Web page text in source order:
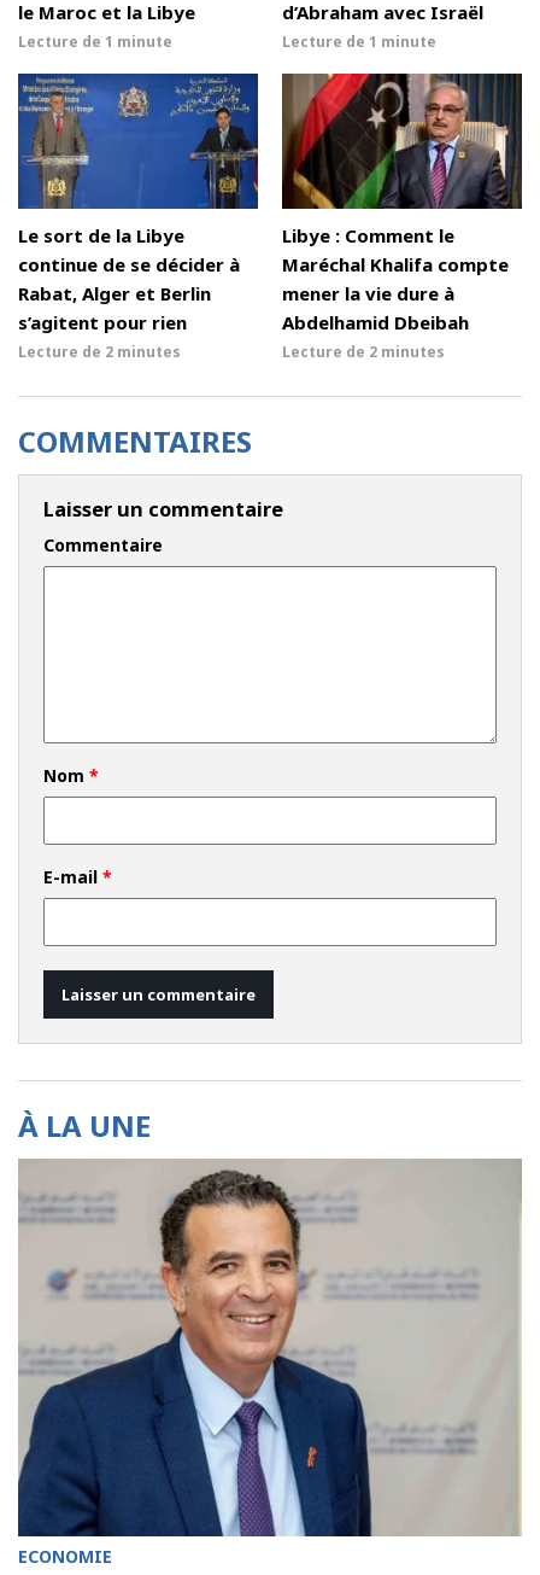
le Maroc et la Libye
Lecture de 1 minute
d’Abraham avec Israël
Lecture de 1 minute
Le sort de la Libye
continue de se décider à
Rabat, Alger et Berlin
s’agitent pour rien
Lecture de 2 minutes
Libye : Comment le
Maréchal Khalifa compte
mener la vie dure à
Abdelhamid Dbeibah
Lecture de 2 minutes
COMMENTAIRES
Laisser un commentaire
Commentaire
Nom *
E-mail *
À LA UNE
ECONOMIE